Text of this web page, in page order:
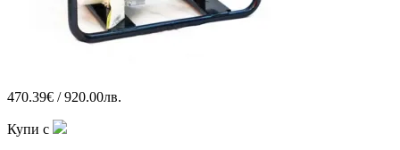
470.39€ / 920.00лв.
Купи с